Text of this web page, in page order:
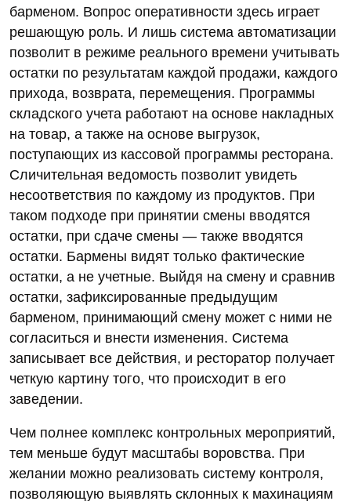
барменом. Вопрос оперативности здесь играет
решающую роль. И лишь система автоматизации
позволит в режиме реального времени учитывать
остатки по результатам каждой продажи, каждого
прихода, возврата, перемещения. Программы
складского учета работают на основе накладных
на товар, а также на основе выгрузок,
поступающих из кассовой программы ресторана.
Сличительная ведомость позволит увидеть
несоответствия по каждому из продуктов. При
таком подходе при принятии смены вводятся
остатки, при сдаче смены — также вводятся
остатки. Бармены видят только фактические
остатки, а не учетные. Выйдя на смену и сравнив
остатки, зафиксированные предыдущим
барменом, принимающий смену может с ними не
согласиться и внести изменения. Система
записывает все действия, и ресторатор получает
четкую картину того, что происходит в его
заведении.
Чем полнее комплекс контрольных мероприятий,
тем меньше будут масштабы воровства. При
желании можно реализовать систему контроля,
позволяющую выявлять склонных к махинациям